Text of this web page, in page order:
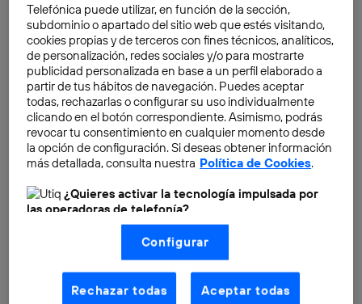
¿Qué son losdatos móvilesy cómo
funcionan?
Puede que hayas escuchado que los datos son muy
importantes para conectarse a internet, pero
¿exactamente qué son los datos móviles?
Es una tecnología que permite que los dispositivos
móviles puedan conectarse a internet y obtener
Telefónica puede utilizar, en función de la sección,
subdominio o apartado del sitio web que estés visitando,
cookies propias y de terceros con fines técnicos, analíticos,
de personalización, redes sociales y/o para mostrarte
publicidad personalizada en base a un perfil elaborado a
partir de tus hábitos de navegación. Puedes aceptar
todas, rechazarlas o configurar su uso individualmente
clicando en el botón correspondiente. Asimismo, podrás
revocar tu consentimiento en cualquier momento desde
la opción de configuración. Si deseas obtener información
más detallada, consulta nuestra Política de Cookies.
¿Quieres activar la tecnología impulsada por
las operadoras de telefonía?
Nosotros, Telefónica S.A., utilizamos la tecnología Utiq para
realizar nuestras acciones de marketing digital o análisis
(como se describe en este aviso de consentimiento)
basadas en tu navegación en nuestra(s) web(s)
aquí (solo cuando utilizas una conexión a
internet habilitada , proporcionada por una de las
Configurar
Rechazar todas Aceptar todas